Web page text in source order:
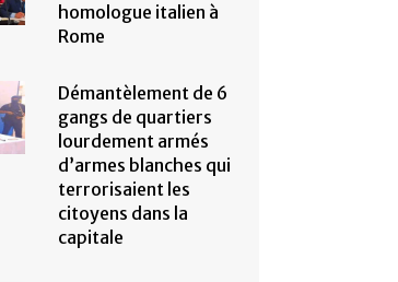
homologue italien à
Rome
Démantèlement de 6
gangs de quartiers
lourdement armés
d’armes blanches qui
terrorisaient les
citoyens dans la
capitale